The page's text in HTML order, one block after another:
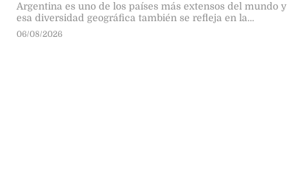
Argentina es uno de los países más extensos del mundo y
esa diversidad geográfica también se refleja en la
seguridad vial. No son los mismos desafíos los que
06/08/2026